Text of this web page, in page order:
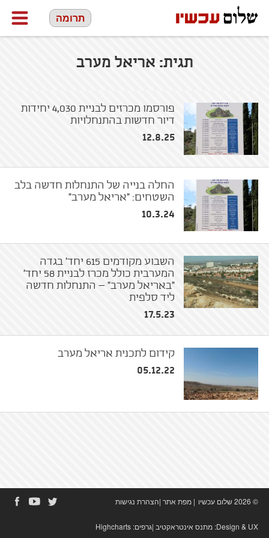
תרומה
תגית: אריאל מערב
פורסמו מכרזים לבניית 4,030 יחידות
דיור חדשות בהתנחלויות
12.8.25
החלה בנייה של התנחלות חדשה בלב
השטחים: "אריאל מערב"
10.3.24
השבוע מקודמים 615 יחד' בגדה
המערבית כולל מכרז לבניית 58 יחד'
"באריאל מערב" – התנחלות חדשה
ליד סלפית
17.5.23
קידום לתכנית אריאל מערב
05.12.22
© 2026 שלום עכשיו | מפת אתר|הצהרת נגישות
Design & UX: מתנס אינטראקטיב|גרפים: Highcharts